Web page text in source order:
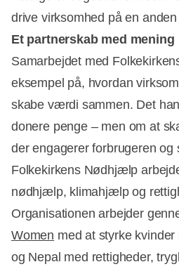
drive virksomhed på en
Et partnerskab med mening
Samarbejdet med
eksempel på, hvordan
skabe værdi sammen. Det
donere penge – men om at
der engagerer forbrugeren og
Folkekirkens Nødhjælp
nødhjælp, klimahjælp og
Organisationen arbejder
Women med at styrke
og Nepal med rettigheder,